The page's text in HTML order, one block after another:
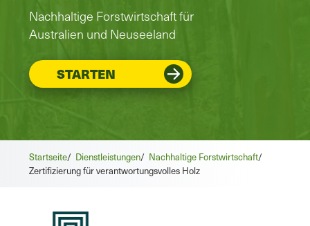
Nachhaltige Forstwirtschaft für
Australien und Neuseeland
STARTEN
Startseite/ Dienstleistungen/ Nachhaltige Forstwirtschaft/
Zertifizierung für verantwortungsvolles Holz